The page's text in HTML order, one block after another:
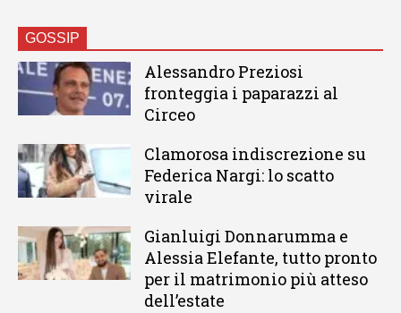
GOSSIP
Alessandro Preziosi
fronteggia i paparazzi al
Circeo
Clamorosa indiscrezione su
Federica Nargi: lo scatto
virale
Gianluigi Donnarumma e
Alessia Elefante, tutto pronto
per il matrimonio più atteso
dell’estate